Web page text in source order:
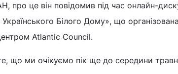
про це він повідомив під час онлайн-
Білого Дому», що організована
Atlantic Council.
що ми очікуємо пік ще до середини